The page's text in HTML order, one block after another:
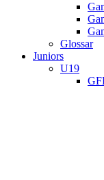
Glossar
Juniors
U19